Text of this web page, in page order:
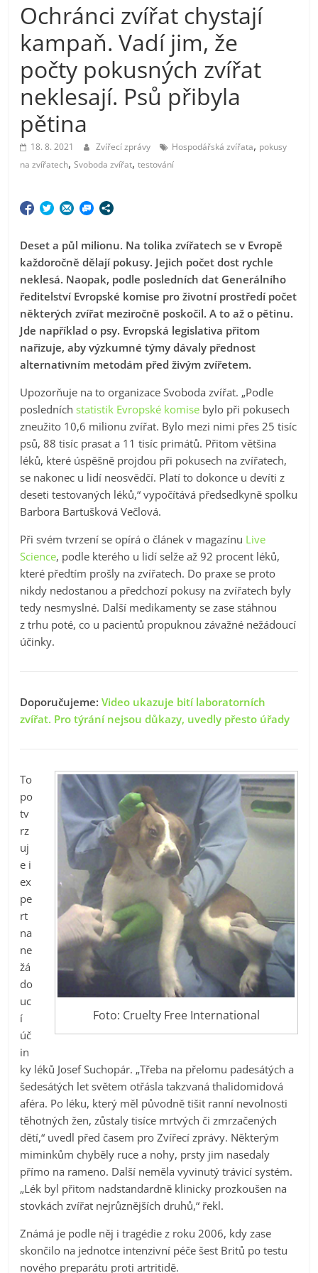
Ochránci zvířat chystají
kampaň. Vadí jim, že
počty pokusných zvířat
neklesají. Psů přibyla
pětina
18. 8. 2021 Zvířecí zprávy Hospodářská zvířata, pokusy
na zvířatech,Svoboda zvířat,testování
Deset a půl milionu. Na tolika zvířatech se v Evropě
každoročně dělají pokusy. Jejich počet dost rychle
neklesá. Naopak, podle posledních dat Generálního
ředitelství Evropské komise pro životní prostředí počet
některých zvířat meziročně poskočil. A to až o pětinu.
Jde například o psy. Evropská legislativa přitom
nařizuje, aby výzkumné týmy dávaly přednost
alternativním metodám před živým zvířetem.
Upozorňuje na to organizace Svoboda zvířat. „Podle
posledníchstatistik Evropské komise bylo při pokusech
zneužito 10,6 milionu zvířat. Bylo mezi nimi přes 25 tisíc
psů, 88 tisíc prasat a 11 tisíc primátů. Přitom většina
léků, které úspěšně projdou při pokusech na zvířatech,
se nakonec u lidí neosvědčí. Platí to dokonce u devíti z
deseti testovaných léků,“ vypočítává předsedkyně spolku
Barbora Bartušková Večlová.
Při svém tvrzení se opírá o článek v magazínu Live
Science, podle kterého u lidí selže až 92 procent léků,
které předtím prošly na zvířatech. Do praxe se proto
nikdy nedostanou a předchozí pokusy na zvířatech byly
tedy nesmyslné. Další medikamenty se zase stáhnou
z trhu poté, co u pacientů propuknou závažné nežádoucí
účinky.
Doporučujeme:Video ukazuje bití laboratorních
zvířat. Pro týrání nejsou důkazy, uvedly přesto úřady
Foto: Cruelty Free International
To
po
tv
rz
uj
e i
ex
pe
rt
na
ne
žá
do
uc
í
úč
in
ky léků Josef Suchopár. „Třeba na přelomu padesátých a
šedesátých let světem otřásla takzvaná thalidomidová
aféra. Po léku, který měl původně tišit ranní nevolnosti
těhotných žen, zůstaly tisíce mrtvých či zmrzačených
dětí,“ uvedl před časem pro Zvířecí zprávy. Některým
miminkům chyběly ruce a nohy, prsty jim nasedaly
přímo na rameno. Další neměla vyvinutý trávicí systém.
„Lék byl přitom nadstandardně klinicky prozkoušen na
stovkách zvířat nejrůznějších druhů,“ řekl.
Známá je podle něj i tragédie z roku 2006, kdy zase
skončilo na jednotce intenzivní péče šest Britů po testu
nového preparátu proti artritidě.